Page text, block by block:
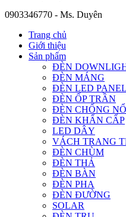
0903346770 - Ms. Duyên
Trang chủ
Giới thiệu
Sản phẩm
ĐÈN
ĐÈN MÁNG
ĐÈN LED PANEL
ĐÈN ỐP TRẦN
ĐÈN CHỐNG NỔ
ĐÈN KHẨN CẤP
LED DÂY
VÁCH TRANG
ĐÈN CHÙM
ĐÈN THẢ
ĐÈN BÀN
ĐÈN PHA
ĐÈN ĐƯỜNG
SOLAR